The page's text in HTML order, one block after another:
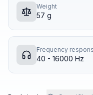
Weight
57 g
40 - 16000 Hz